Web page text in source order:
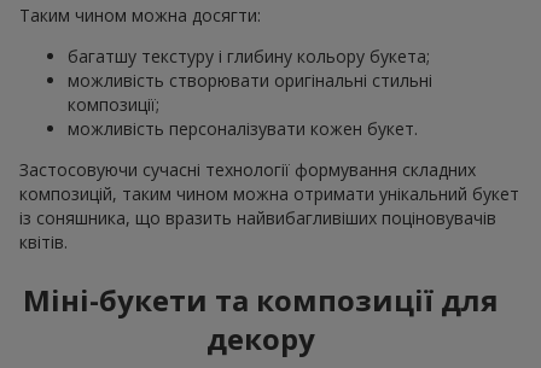
Таким чином можна досягти:
багатшу текстуру і глибину кольору букета;
можливість створювати оригінальні стильні
композиції;
можливість персоналізувати кожен букет.
Застосовуючи сучасні технології формування складних
композицій, таким чином можна отримати унікальний букет
із соняшника, що вразить найвибагливіших поціновувачів
квітів.
Міні-букети та композиції для
декору